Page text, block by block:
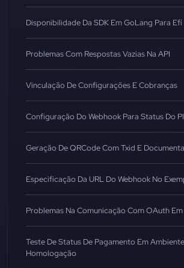
Disponibilidade Da SDK Em GoLang Para Efí
Problemas Com Respostas Vazias Na API
Vinculação De Configurações E Cobranças
Configuração Do Webhook Para Status Do
Geração De QRCode Com Txid E
Especificação Da URL Do Webhook No
Problemas Na Comunicação Com OAuth Em
Teste De Status De Pagamento Em
Homologação